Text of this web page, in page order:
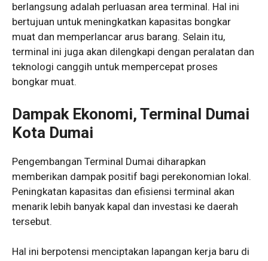
berlangsung adalah perluasan area terminal. Hal ini
bertujuan untuk meningkatkan kapasitas bongkar
muat dan memperlancar arus barang. Selain itu,
terminal ini juga akan dilengkapi dengan peralatan dan
teknologi canggih untuk mempercepat proses
bongkar muat.
Dampak Ekonomi, Terminal Dumai
Kota Dumai
Pengembangan Terminal Dumai diharapkan
memberikan dampak positif bagi perekonomian lokal.
Peningkatan kapasitas dan efisiensi terminal akan
menarik lebih banyak kapal dan investasi ke daerah
tersebut.
Hal ini berpotensi menciptakan lapangan kerja baru di